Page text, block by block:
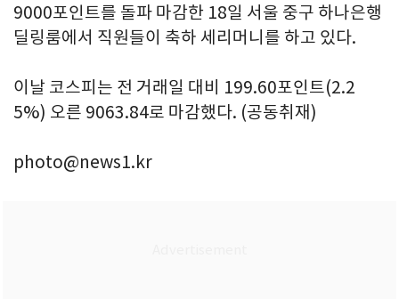
9000포인트를 돌파 마감한 18일 서울 중구 하나은행
딜링룸에서 직원들이 축하 세리머니를 하고 있다.
이날 코스피는 전 거래일 대비 199.60포인트(2.2
5%) 오른 9063.84로 마감했다. (공동취재)
photo@news1.kr